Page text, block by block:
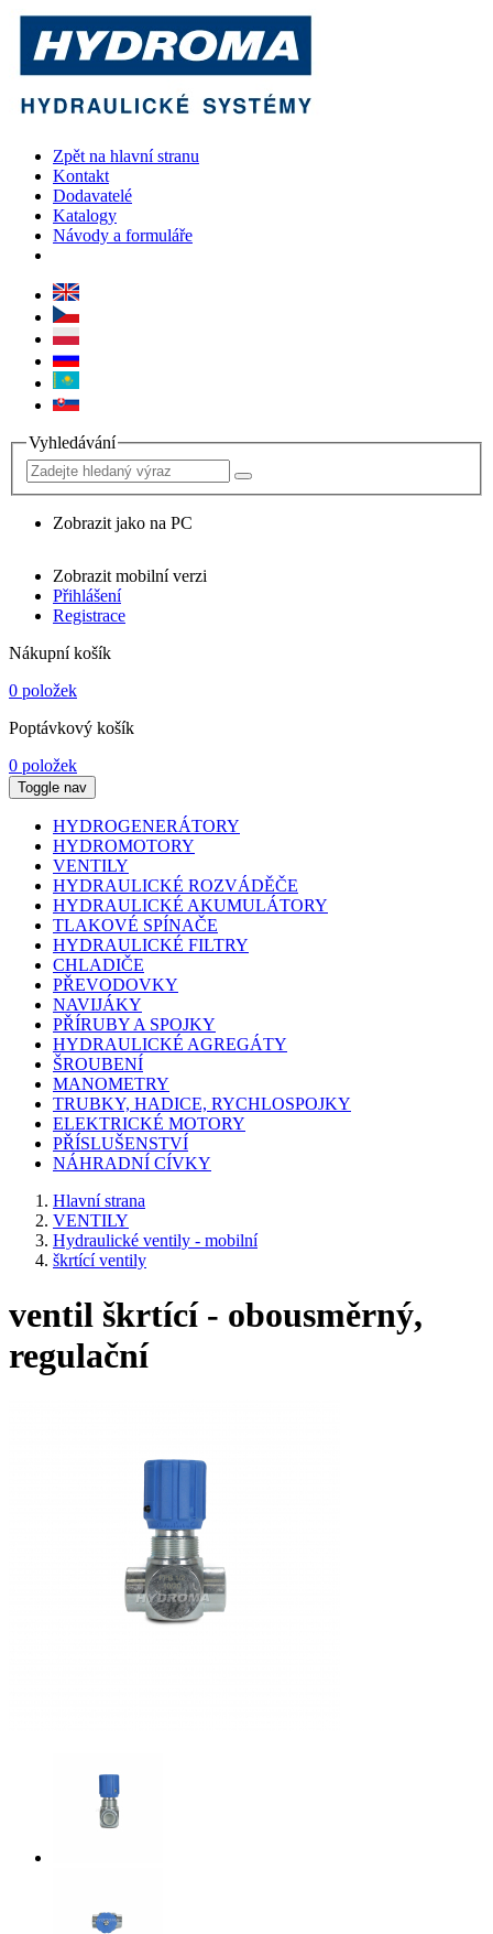
Zpět na hlavní stranu
Kontakt
Dodavatelé
Katalogy
Návody a formuláře
Vyhledávání
Zobrazit jako na PC
Zobrazit mobilní verzi
Přihlášení
Registrace
Nákupní košík
0 položek
Poptávkový košík
0 položek
Toggle nav
HYDROGENERÁTORY
HYDROMOTORY
VENTILY
HYDRAULICKÉ ROZVÁDĚČE
HYDRAULICKÉ AKUMULÁTORY
TLAKOVÉ SPÍNAČE
HYDRAULICKÉ FILTRY
CHLADIČE
PŘEVODOVKY
NAVIJÁKY
PŘÍRUBY A SPOJKY
HYDRAULICKÉ AGREGÁTY
ŠROUBENÍ
MANOMETRY
TRUBKY, HADICE, RYCHLOSPOJKY
ELEKTRICKÉ MOTORY
PŘÍSLUŠENSTVÍ
NÁHRADNÍ CÍVKY
Hlavní strana
VENTILY
Hydraulické ventily - mobilní
škrtící ventily
ventil škrtící - obousměrný,
regulační